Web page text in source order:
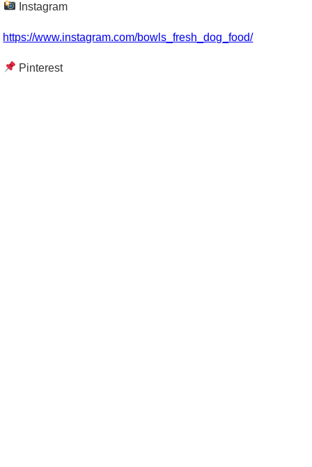
Instagram
https://www.instagram.com/bowls_fresh_dog_food/
Pinterest